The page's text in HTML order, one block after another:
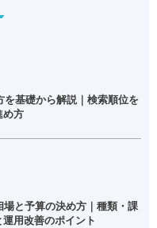
を基礎から解説｜検索順位を
め方
場と予算の決め方｜種類・課
用改善のポイント